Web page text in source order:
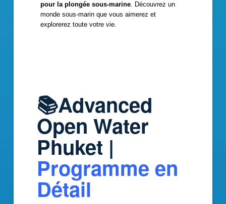
pour la plongée sous-marine. Découvrez un
monde sous-marin que vous aimerez et
explorerez toute votre vie.
📚Advanced
Open Water
Phuket |
Programme en
Détail